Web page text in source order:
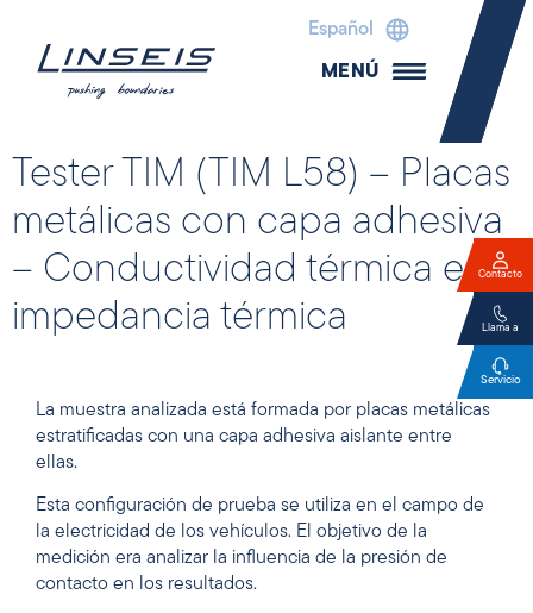
Español
MENÚ
Tester TIM (TIM L58) – Placas
metálicas con capa adhesiva
– Conductividad térmica e
impedancia térmica
La muestra analizada está formada por placas metálicas
estratificadas con una capa adhesiva aislante entre
ellas.
Esta configuración de prueba se utiliza en el campo de
la electricidad de los vehículos. El objetivo de la
medición era analizar la influencia de la presión de
contacto en los resultados.
Contacto
Llama a
Servicio